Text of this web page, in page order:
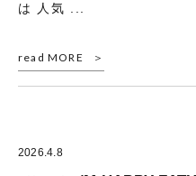
は 人気 ...
read MORE
2026.4.8